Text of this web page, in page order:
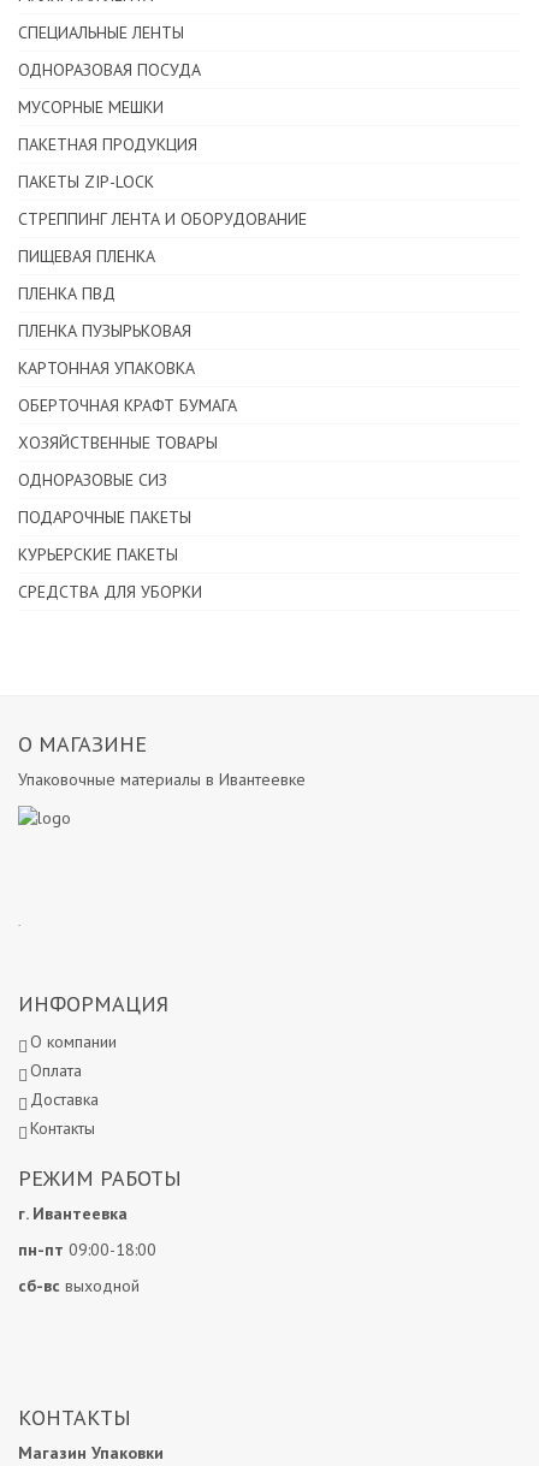
CПЕЦИАЛЬНЫЕ ЛЕНТЫ
ОДНОРАЗОВАЯ ПОСУДА
МУСОРНЫЕ МЕШКИ
ПАКЕТНАЯ ПРОДУКЦИЯ
ПАКЕТЫ ZIP-LOCK
СТРЕППИНГ ЛЕНТА И ОБОРУДОВАНИЕ
ПИЩЕВАЯ ПЛЕНКА
ПЛЕНКА ПВД
ПЛЕНКА ПУЗЫРЬКОВАЯ
КАРТОННАЯ УПАКОВКА
ОБЕРТОЧНАЯ КРАФТ БУМАГА
ХОЗЯЙСТВЕННЫЕ ТОВАРЫ
ОДНОРАЗОВЫЕ СИЗ
ПОДАРОЧНЫЕ ПАКЕТЫ
КУРЬЕРСКИЕ ПАКЕТЫ
СРЕДСТВА ДЛЯ УБОРКИ
О МАГАЗИНЕ
Упаковочные материалы в Ивантеевке
.
ИНФОРМАЦИЯ
О компании
Оплата
Доставка
Контакты
РЕЖИМ РАБОТЫ
г. Ивантеевка
пн-пт 09:00-18:00
сб-вс выходной
КОНТАКТЫ
Магазин Упаковки